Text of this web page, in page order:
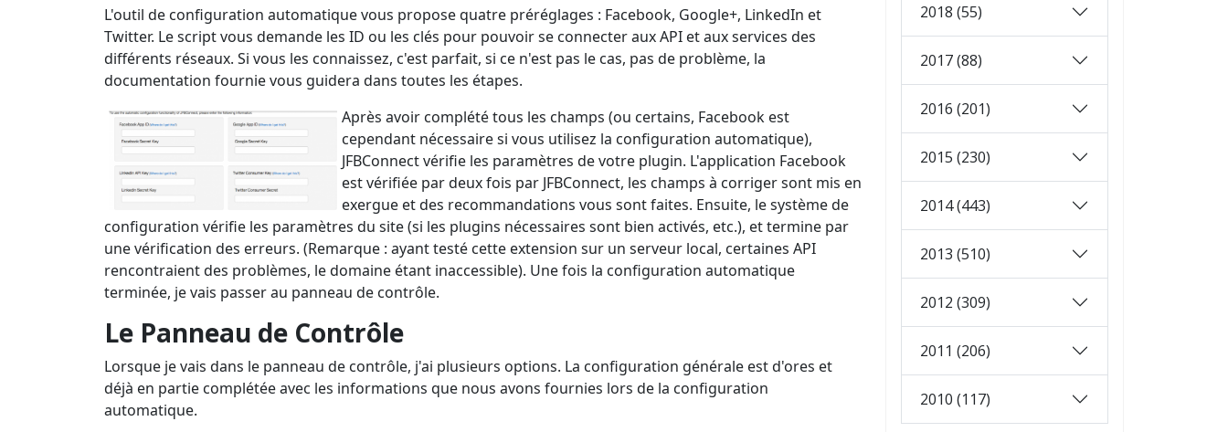
L'outil de configuration automatique vous propose quatre préréglages : Facebook, Google+, LinkedIn et
Twitter. Le script vous demande les ID ou les clés pour pouvoir se connecter aux API et aux services des
différents réseaux. Si vous les connaissez, c'est parfait, si ce n'est pas le cas, pas de problème, la
documentation fournie vous guidera dans toutes les étapes.
Après avoir complété tous les champs (ou certains, Facebook est
cependant nécessaire si vous utilisez la configuration automatique),
JFBConnect vérifie les paramètres de votre plugin. L'application Facebook
est vérifiée par deux fois par JFBConnect, les champs à corriger sont mis en
exergue et des recommandations vous sont faites. Ensuite, le système de
configuration vérifie les paramètres du site (si les plugins nécessaires sont bien activés, etc.), et termine par
une vérification des erreurs. (Remarque : ayant testé cette extension sur un serveur local, certaines API
rencontraient des problèmes, le domaine étant inaccessible). Une fois la configuration automatique
terminée, je vais passer au panneau de contrôle.
Le Panneau de Contrôle
Lorsque je vais dans le panneau de contrôle, j'ai plusieurs options. La configuration générale est d'ores et
déjà en partie complétée avec les informations que nous avons fournies lors de la configuration
automatique.
2018 (55)
2017 (88)
2016 (201)
2015 (230)
2014 (443)
2013 (510)
2012 (309)
2011 (206)
2010 (117)